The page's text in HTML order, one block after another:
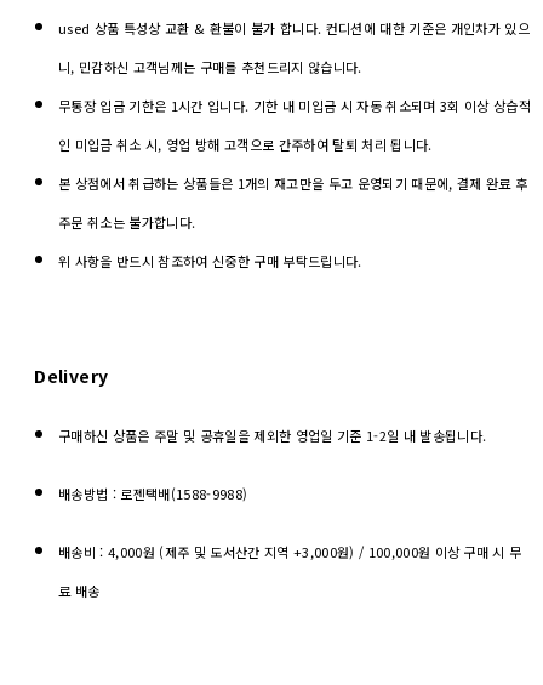
used 상품 특성상 교환 & 환불이 불가 합니다. 컨디션에 대한 기준은 개인차가 있으
니, 민감하신 고객님께는 구매를 추천드리지 않습니다.
무통장 입금 기한은 1시간 입니다. 기한 내 미입금 시 자동 취소되며 3회 이상 상습적
인 미입금 취소 시, 영업 방해 고객으로 간주하여 탈퇴 처리 됩니다.
본 상점에서 취급하는 상품들은 1개의 재고만을 두고 운영되기 때문에, 결제 완료 후
주문 취소는 불가합니다.
위 사항을 반드시 참조하여 신중한 구매 부탁드립니다.
Delivery
구매하신 상품은 주말 및 공휴일을 제외한 영업일 기준 1-2일 내 발송됩니다.
배송방법 : 로젠택배(1588-9988)
배송비 : 4,000원 (제주 및 도서산간 지역 +3,000원) / 100,000원 이상 구매 시 무
료 배송